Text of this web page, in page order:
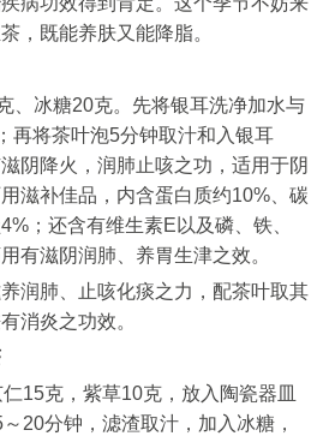
，既能养肤又能降脂。
、冰糖20克。先将银耳洗净加水与
再将茶叶泡5分钟取汁和入银耳
阴降火，润肺止咳之功，适用于阴
滋补佳品，内含蛋白质约10%、碳
；还含有维生素E以及磷、铁、
有滋阴润肺、养胃生津之效。
润肺、止咳化痰之力，配茶叶取其
消炎之功效。
15克，紫草10克，放入陶瓷器皿
20分钟，滤渣取汁，加入冰糖，